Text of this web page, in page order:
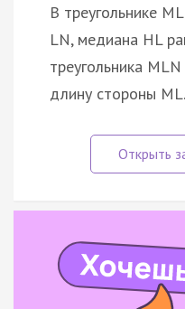
В треугольнике
LN, медиана HL
треугольника
длину стороны ML.